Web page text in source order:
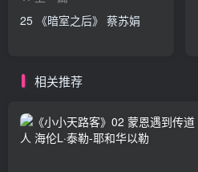
25 《暗室之后》 蔡苏娟
相关推荐